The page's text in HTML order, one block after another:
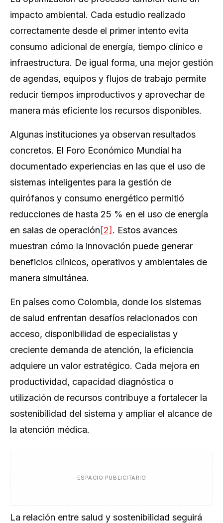
impacto ambiental. Cada estudio realizado
correctamente desde el primer intento evita
consumo adicional de energía, tiempo clínico e
infraestructura. De igual forma, una mejor gestión
de agendas, equipos y flujos de trabajo permite
reducir tiempos improductivos y aprovechar de
manera más eficiente los recursos disponibles.
Algunas instituciones ya observan resultados
concretos. El Foro Económico Mundial ha
documentado experiencias en las que el uso de
sistemas inteligentes para la gestión de
quirófanos y consumo energético permitió
reducciones de hasta 25 % en el uso de energía
en salas de operación[2] . Estos avances
muestran cómo la innovación puede generar
beneficios clínicos, operativos y ambientales de
manera simultánea.
En países como Colombia, donde los sistemas
de salud enfrentan desafíos relacionados con
acceso, disponibilidad de especialistas y
creciente demanda de atención, la eficiencia
adquiere un valor estratégico. Cada mejora en
productividad, capacidad diagnóstica o
utilización de recursos contribuye a fortalecer la
sostenibilidad del sistema y ampliar el alcance de
la atención médica.
ESPACIO PUBLICITARIO
La relación entre salud y sostenibilidad seguirá